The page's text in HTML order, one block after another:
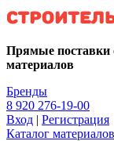
Kg
Прямые поставки
материалов
Бренды
8 920 276-19-00
Вход | Регистрация
Каталог материалов